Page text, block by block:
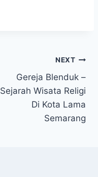
NEXT
Gereja Blenduk –
Sejarah Wisata Religi
Di Kota Lama
Semarang